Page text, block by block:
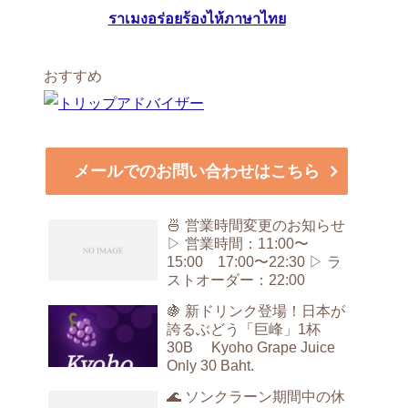
ราเมงอร่อยร้องไห้ภาษาไทย
おすすめ
メールでのお問い合わせはこちら
🍜 営業時間変更のお知らせ
▷ 営業時間：11:00〜
15:00 17:00〜22:30 ▷ ラ
ストオーダー：22:00
🍇 新ドリンク登場！日本が
誇るぶどう「巨峰」1杯
30B Kyoho Grape Juice
Only 30 Baht.
🌊 ソンクラーン期間中の休